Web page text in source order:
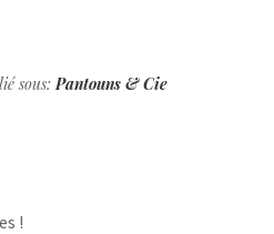
sous:Pantouns & Cie
!